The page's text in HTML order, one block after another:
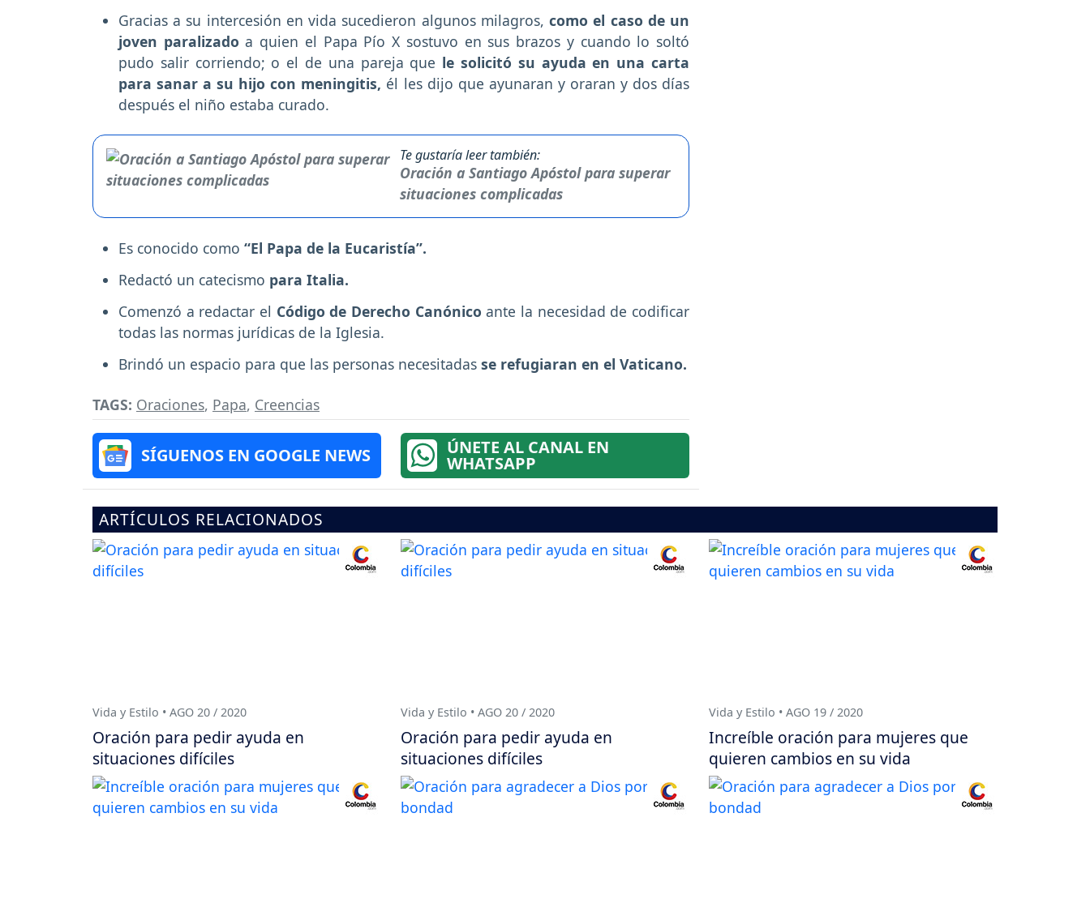
Gracias a su intercesión en vida sucedieron algunos milagros,como el caso de un
joven paralizadoa quien el Papa Pío X sostuvo en sus brazos y cuando lo soltó
pudo salir corriendo; o el de una pareja que le solicitó su ayuda en una carta
para sanar a su hijo con meningitis, él les dijo que ayunaran y oraran y dos días
después el niño estaba curado.
Te gustaría leer también:
Oración a Santiago Apóstol para superar
situaciones complicadas
Es conocido como “El Papa de la Eucaristía”.
Redactó un catecismo para Italia.
Comenzó a redactar el Código de Derecho Canónico ante la necesidad de codificar
todas las normas jurídicas de la Iglesia.
Brindó un espacio para que las personas necesitadas se refugiaran en el Vaticano.
TAGS: Oraciones, Papa, Creencias
SÍGUENOS EN GOOGLE NEWS ÚNETE AL CANAL EN
WHATSAPP
ARTÍCULOS RELACIONADOS
Vida y Estilo • AGO 20 / 2020
Oración para pedir ayuda en
situaciones difíciles
Vida y Estilo • AGO 20 / 2020
Oración para pedir ayuda en
situaciones difíciles
Vida y Estilo • AGO 19 / 2020
Increíble oración para mujeres que
quieren cambios en su vida